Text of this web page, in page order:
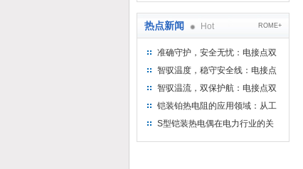
热点新闻 Hot ROME+
准确守护，安全无忧：电接点双
金属温度计——测温新选择
智驭温度，稳守安全线：电接点
双金属温度计的创新守护
智驭温流，双保护航：电接点双
金属温度计在工业领域的革新应
铠装铂热电阻的应用领域：从工
业到科研，无所不在的温度测量
S型铠装热电偶在电力行业的关